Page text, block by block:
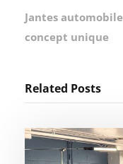
Jantes automobile
concept unique
Related Posts